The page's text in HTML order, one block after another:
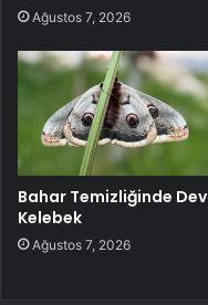
Ağustos 7, 2026
Bahar Temizliğinde Dev
Kelebek
Ağustos 7, 2026